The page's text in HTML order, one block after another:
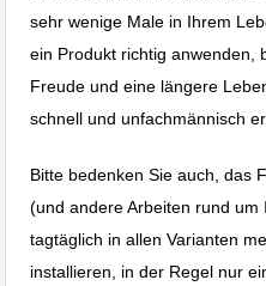
sehr wenige Male in Ihrem
ein Produkt richtig anwenden,
Freude und eine längere
schnell und unfachmännisch
Bitte bedenken Sie auch, das
(und andere Arbeiten rund um
tagtäglich in allen Varianten
installieren, in der Regel nur